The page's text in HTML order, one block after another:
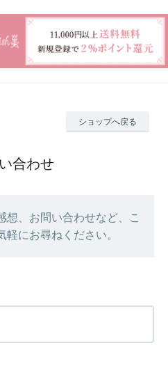
ショップへ戻る
合わせ
想、お問い合わせなど、こ
にお尋ねください。